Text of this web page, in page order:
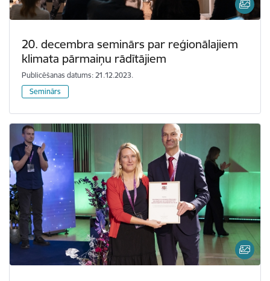
20. decembra seminārs par reģionālajiem
klimata pārmaiņu rādītājiem
Publicēšanas datums: 21.12.2023.
Seminārs